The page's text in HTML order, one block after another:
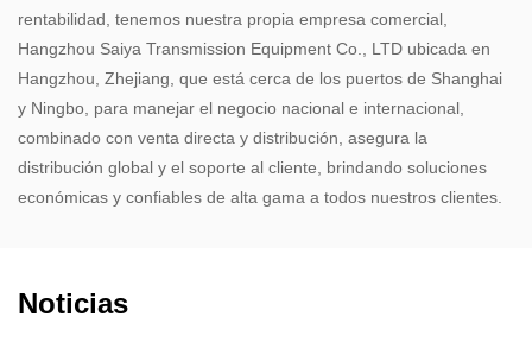
rentabilidad, tenemos nuestra propia empresa comercial,
Hangzhou Saiya Transmission Equipment Co., LTD ubicada en
Hangzhou, Zhejiang, que está cerca de los puertos de Shanghai
y Ningbo, para manejar el negocio nacional e internacional,
combinado con venta directa y distribución, asegura la
distribución global y el soporte al cliente, brindando soluciones
económicas y confiables de alta gama a todos nuestros clientes.
Noticias